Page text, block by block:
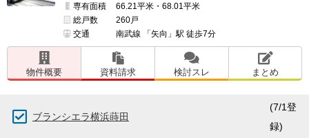
専有面積
66.21平米・68.01平米
総戸数
260戸
交通
南武線 「矢向」駅 徒歩7分
物件概要 資料請求 検討スレ まとめ
ブランシエラ横浜蒔田
(7/1登
録)